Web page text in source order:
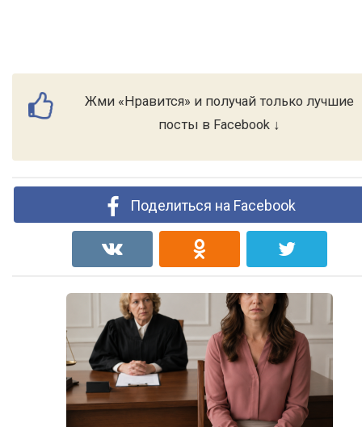
Жми «Нравится» и получай только лучшие
посты в Facebook ↓
Поделиться на Facebook